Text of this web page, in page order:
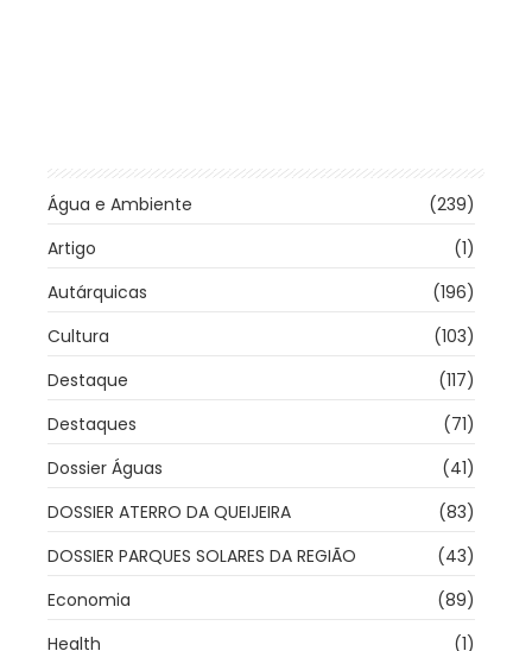
Água e Ambiente
(239)
Artigo
(1)
Autárquicas
(196)
Cultura
(103)
Destaque
(117)
Destaques
(71)
Dossier Águas
(41)
DOSSIER ATERRO DA QUEIJEIRA
(83)
DOSSIER PARQUES SOLARES DA REGIÃO
(43)
Economia
(89)
Health
(1)